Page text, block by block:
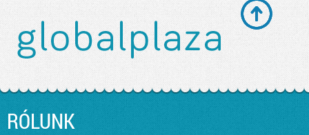
RÓLUNK